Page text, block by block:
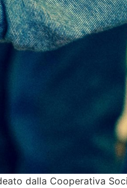
dalla Cooperativa